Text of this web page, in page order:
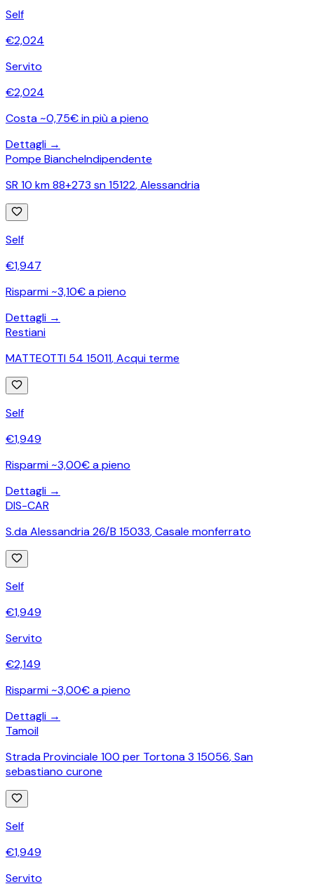
Self
€2,024
Servito
€2,024
Costa ~0,75€ in più a pieno
Dettagli →
Pompe BiancheIndipendente
SR 10 km 88+273 sn 15122,Alessandria
Self
€1,947
Risparmi ~3,10€ a pieno
Dettagli →
Restiani
MATTEOTTI 54 15011,Acqui terme
Self
€1,949
Risparmi ~3,00€ a pieno
Dettagli →
DIS-CAR
S.da Alessandria 26/B 15033,Casale monferrato
Self
€1,949
Servito
€2,149
Risparmi ~3,00€ a pieno
Dettagli →
Tamoil
Strada Provinciale 100 per Tortona 3 15056,San
sebastiano curone
Self
€1,949
Servito